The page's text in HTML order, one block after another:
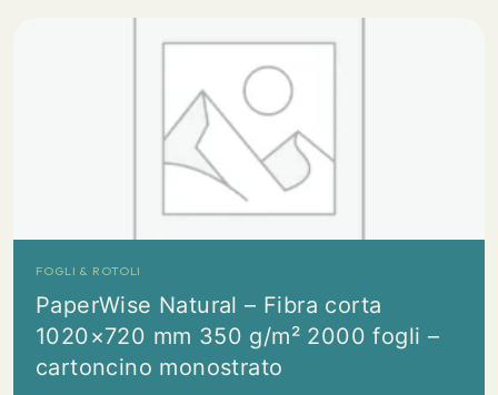
FOGLI & ROTOLI
PaperWise Natural – Fibra corta
1020×720 mm 350 g/m² 2000 fogli –
cartoncino monostrato